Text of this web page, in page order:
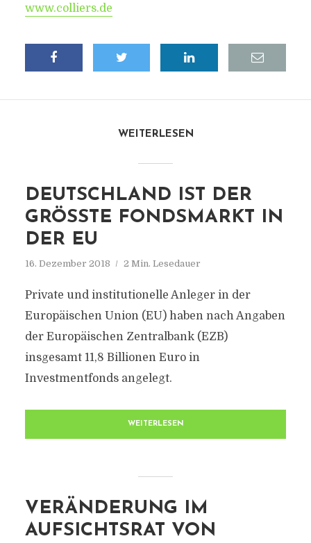
www.colliers.de
WEITERLESEN
DEUTSCHLAND IST DER
GRÖSSTE FONDSMARKT IN D
ER EU
16. Dezember 2018 2 Min. Lesedauer
Private und institutionelle Anleger in der
Europäischen Union (EU) haben nach Angaben
der Europäischen Zentralbank (EZB)
insgesamt 11,8 Billionen Euro in
Investmentfonds angelegt.
WEITERLESEN
VERÄNDERUNG IM
AUFSICHTSRAT VON